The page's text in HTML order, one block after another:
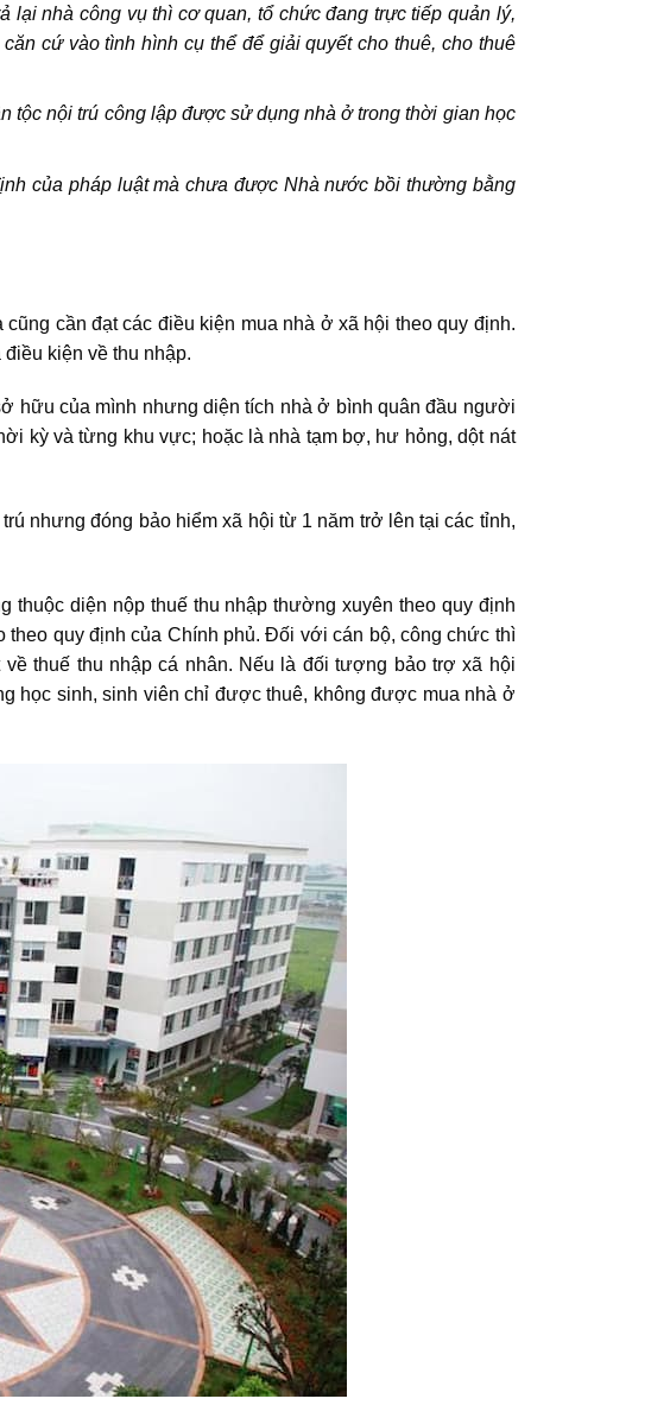
nhà công vụ thì cơ quan, tổ chức đang trực tiếp quản lý,
cứ vào tình hình cụ thể để giải quyết cho thuê, cho thuê
tộc nội trú công lập được sử dụng nhà ở trong thời gian học
của pháp luật mà chưa được Nhà nước bồi thường bằng
cần đạt các điều kiện mua nhà ở xã hội theo quy định.
kiện về thu nhập.
hữu của mình nhưng diện tích nhà ở bình quân đầu người
kỳ và từng khu vực; hoặc là nhà tạm bợ, hư hỏng, dột nát
nhưng đóng bảo hiểm xã hội từ 1 năm trở lên tại các tỉnh,
diện nộp thuế thu nhập thường xuyên theo quy định
quy định của Chính phủ. Đối với cán bộ, công chức thì
thuế thu nhập cá nhân. Nếu là đối tượng bảo trợ xã hội
học sinh, sinh viên chỉ được thuê, không được mua nhà ở